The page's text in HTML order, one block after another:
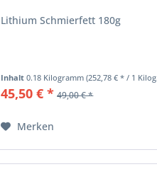
Lithium Schmierfett 180g
Inhalt0.18 Kilogramm(252,78 € * / 1 Kilogramm)
45,50 € * 49,00 € *
Merken